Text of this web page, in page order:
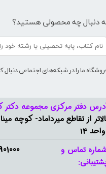
دفتر مرکزی مجموعه دکتر
14
تماس و
دنبال چه محصولی هستید؟
ما را در شبکه‌های اجتماعی دنبال